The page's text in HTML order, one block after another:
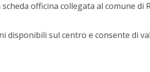
scheda officina collegata al comune di
disponibili sul centro e consente di